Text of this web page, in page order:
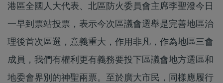
港區全國人大代表、北區防火委員會主席李聖潑今日
一早到票站投票，表示今次區議會選舉是完善地區治
理後首次區選，意義重大，作用非凡，作為地區三會
成員，我們有權利更有義務要投下區議會地方選區和
地委會界別的神聖兩票。至於廣大市民，同樣應履行